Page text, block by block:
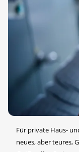
Für private Haus-
neues, aber teures,